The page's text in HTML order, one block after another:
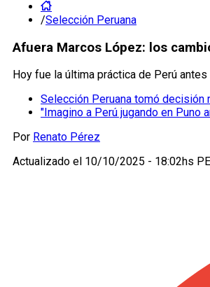
/Selección Peruana
Afuera Marcos López: los
Hoy fue la última práctica de Perú
Selección Peruana tomó decisión
"Imagino a Perú jugando en Puno
Por Renato Pérez
Actualizado el 10/10/2025 - 18:02hs